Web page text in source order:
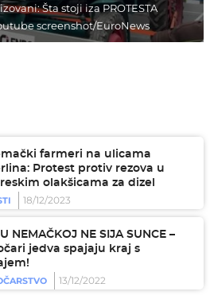
Šta stoji iza PROTESTA
screenshot/EuroNews
farmeri na ulicama
Protest protiv rezova u
olakšicama za dizel
18/12/2023
U NEMAČKOJ NE SIJA SUNCE –
jedva spajaju kraj s
13/12/2022